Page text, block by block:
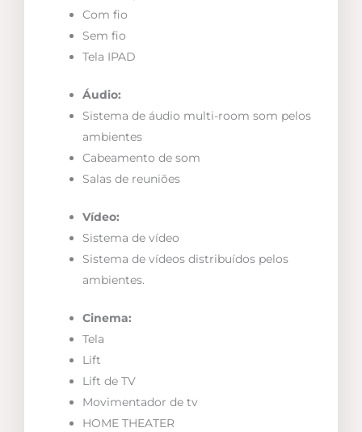
Com fio
Sem fio
Tela IPAD
Áudio:
Sistema de áudio multi-room som pelos
ambientes
Cabeamento de som
Salas de reuniões
Vídeo:
Sistema de vídeo
Sistema de vídeos distribuídos pelos
ambientes.
Cinema:
Tela
Lift
Lift de TV
Movimentador de tv
HOME THEATER